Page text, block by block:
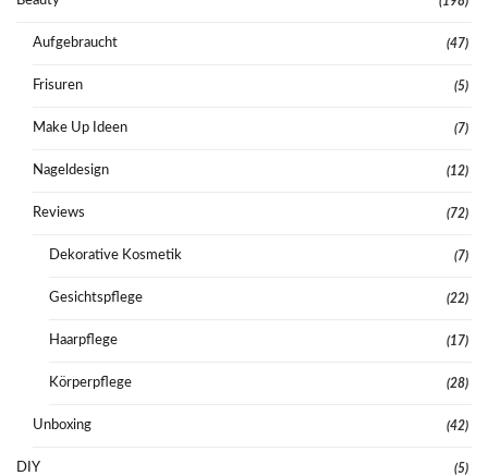
Aufgebraucht (47)
Frisuren (5)
Make Up Ideen (7)
Nageldesign (12)
Reviews (72)
Dekorative Kosmetik (7)
Gesichtspflege (22)
Haarpflege (17)
Körperpflege (28)
Unboxing (42)
DIY (5)